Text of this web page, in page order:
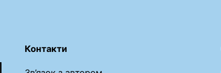
Контакти